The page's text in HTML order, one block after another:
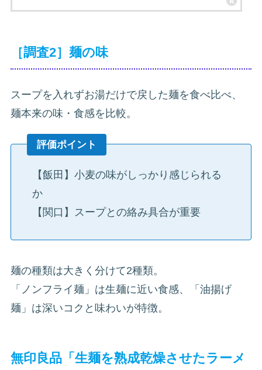
［調査2］麺の味
スープを入れずお湯だけで戻した麺を食べ比べ、
麺本来の味・食感を比較。
評価ポイント
【飯田】小麦の味がしっかり感じられる
か
【関口】スープとの絡み具合が重要
麺の種類は大きく分けて2種類。
「ノンフライ麺」は生麺に近い食感、「油揚げ
麺」は深いコクと味わいが特徴。
無印良品「生麺を熟成乾燥させたラーメ